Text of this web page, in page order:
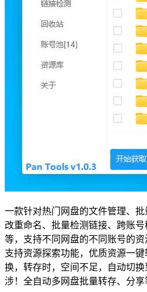
一款针对热门网盘的文件管理、
改重命名、批量检测链接、跨账
等，支持不同网盘的不同账号的
支持资源探索功能，优质资源一
换，转存时，空间不足，自动切
涉！全自动多网盘批量转存、分享